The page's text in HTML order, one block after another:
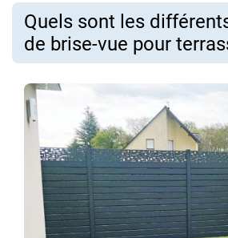
Quels sont les
de brise-vue pour